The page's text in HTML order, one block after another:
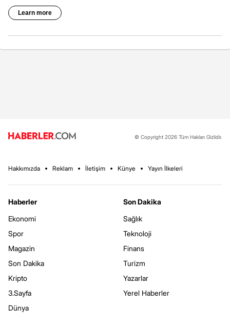
© Copyright 2026 Tüm Hakları Gizlidir.
Hakkımızda Reklam İletişim Künye Yayın İlkeleri
Haberler
Ekonomi
Spor
Magazin
Son Dakika
Kripto
3.Sayfa
Dünya
Son Dakika
Sağlık
Teknoloji
Finans
Turizm
Yazarlar
Yerel Haberler